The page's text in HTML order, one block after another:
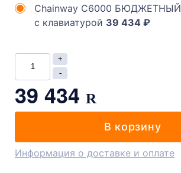
Chainway C6000 БЮДЖЕТНЫЙ
с клавиатурой 39 434 ₽
39 434 R
В корзину
Информация о доставке и оплате